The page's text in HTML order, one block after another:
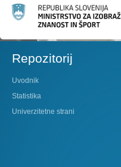
Repozitorij
Uvodnik
Statistika
Univerzitetne strani